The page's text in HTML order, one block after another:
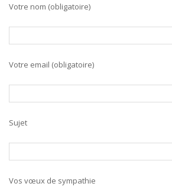
Votre nom (obligatoire)
Votre email (obligatoire)
Sujet
Vos vœux de sympathie